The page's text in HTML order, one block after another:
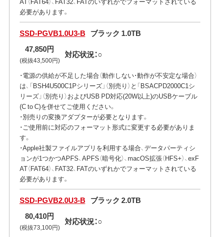
必要があります。
SSD-PGVB1.0U3-B ブラック 1.0TB
47,850円
(税抜43,500円)
対応状況：○
・電源の供給が不足した場合（動作しない・動作が不安定な場合）
は、「BSH4U500C1Pシリーズ」（別売り）と「BSACPD2000C1シ
リーズ」（別売り）およびUSB PD対応(20W以上)のUSBケーブル
(C to C)を併せてご使用ください。
・別売りの変換アダプターが必要となります。
・ご使用前に対応のフォーマット形式に変更する必要がありま
す。
・Apple社製ファイルアプリを利用する場合、データパーティシ
ョンが1つかつAPFS、APFS（暗号化）、macOS拡張（HFS+）、exF
AT（FAT64）、FAT32、FATのいずれかでフォーマットされている
必要があります。
SSD-PGVB2.0U3-B ブラック 2.0TB
80,410円
(税抜73,100円)
対応状況：○